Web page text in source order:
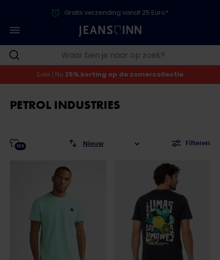
Gratis verzending vanaf 25 Euro*
Sale | Nu 25% korting op de zomercollectie
PETROL INDUSTRIES
Filteren
159